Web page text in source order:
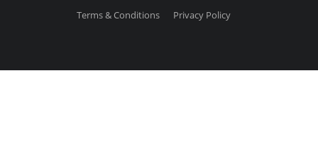
Terms & Conditions Privacy Policy